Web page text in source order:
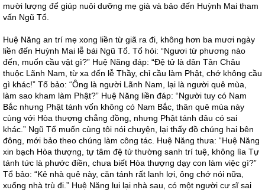
mười lượng để giúp nuôi dưỡng mẹ già và bảo đến Huỳnh Mai tham
vấn Ngũ Tổ.
Huệ Năng an trí mẹ xong liền từ giã ra đi, không hơn ba mươi ngày
liền đến Huỳnh Mai lễ bái Ngũ Tổ. Tổ hỏi: “Ngươi từ phương nào
đến, muốn cầu vật gì?” Huệ Năng đáp: “Đệ tử là dân Tân Châu
thuộc Lãnh Nam, từ xa đến lễ Thầy, chỉ cầu làm Phật, chớ không cầu
gì khác!” Tổ bảo: “Ông là người Lãnh Nam, lại là người quê mùa,
làm sao kham làm Phật?” Huệ Năng liền đáp: “Người tuy có Nam
Bắc nhưng Phật tánh vốn không có Nam Bắc, thân quê mùa này
cùng với Hòa thượng chẳng đồng, nhưng Phật tánh đâu có sai
khác.” Ngũ Tổ muốn cùng tôi nói chuyện, lại thấy đồ chúng hai bên
đông, mới bảo theo chúng làm công tác. Huệ Năng thưa: “Huệ Năng
xin bạch Hòa thượng, tự tâm đệ tử thường sanh trí tuệ, không lìa Tự
tánh tức là phước điền, chưa biết Hòa thượng dạy con làm việc gì?”
Tổ bảo: “Kẻ nhà quê này, căn tánh rất lanh lợi, ông chớ nói nữa,
xuống nhà trù đi.” Huệ Năng lui lại nhà sau, có một người cư sĩ sai